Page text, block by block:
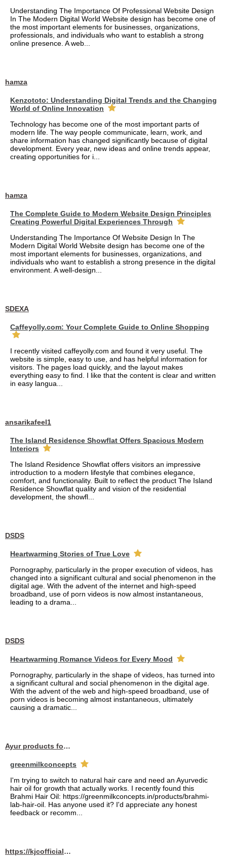
Understanding The Importance Of Professional Website Design
In The Modern Digital World Website design has become one of
the most important elements for businesses, organizations,
professionals, and individuals who want to establish a strong
online presence. A web...
hamza
Kenzototo: Understanding Digital Trends and the Changing
World of Online Innovation
Technology has become one of the most important parts of
modern life. The way people communicate, learn, work, and
share information has changed significantly because of digital
development. Every year, new ideas and online trends appear,
creating opportunities for i...
hamza
The Complete Guide to Modern Website Design Principles
Creating Powerful Digital Experiences Through
Understanding The Importance Of Website Design In The
Modern Digital World Website design has become one of the
most important elements for businesses, organizations, and
individuals who want to establish a strong presence in the digital
environment. A well-design...
SDEXA
Caffeyolly.com: Your Complete Guide to Online Shopping
I recently visited caffeyolly.com and found it very useful. The
website is simple, easy to use, and has helpful information for
visitors. The pages load quickly, and the layout makes
everything easy to find. I like that the content is clear and written
in easy langua...
ansarikafeel1
The Island Residence Showflat Offers Spacious Modern
Interiors
The Island Residence Showflat offers visitors an impressive
introduction to a modern lifestyle that combines elegance,
comfort, and functionality. Built to reflect the product The Island
Residence Showflat quality and vision of the residential
development, the showfl...
DSDS
Heartwarming Stories of True Love
Pornography, particularly in the proper execution of videos, has
changed into a significant cultural and social phenomenon in the
digital age. With the advent of the internet and high-speed
broadband, use of porn videos is now almost instantaneous,
leading to a drama...
DSDS
Heartwarming Romance Videos for Every Mood
Pornography, particularly in the shape of videos, has turned into
a significant cultural and social phenomenon in the digital age.
With the advent of the web and high-speed broadband, use of
porn videos is becoming almost instantaneous, ultimately
causing a dramatic...
Ayur products for hair
greenmilkconcepts
I'm trying to switch to natural hair care and need an Ayurvedic
hair oil for growth that actually works. I recently found this
Brahmi Hair Oil: https://greenmilkconcepts.in/products/brahmi-
lab-hair-oil. Has anyone used it? I'd appreciate any honest
feedback or recomm...
https://kjcofficial.com/